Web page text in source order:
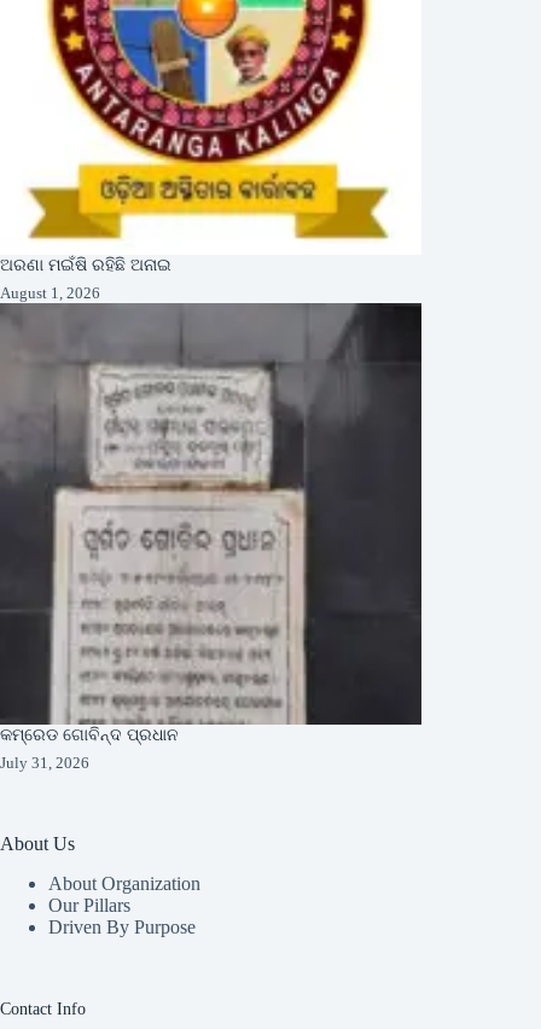
ଅରଣା ମଇଁଷି ରହିଛି ଅନାଇ
August 1, 2026
କମ୍ରେଡ ଗୋବିନ୍ଦ ପ୍ରଧାନ
July 31, 2026
About Us
About Organization
Our Pillars
Driven By Purpose​
Contact Info